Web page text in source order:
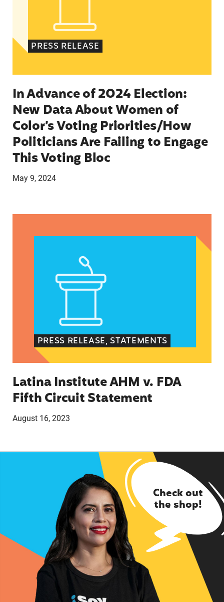
PRESS RELEASE
In Advance of 2024 Election:
New Data About Women of
Color’s Voting Priorities/How
Politicians Are Failing to Engage
This Voting Bloc
May 9, 2024
PRESS RELEASE, STATEMENTS
Latina Institute AHM v. FDA
Fifth Circuit Statement
August 16, 2023
Check out
the shop!